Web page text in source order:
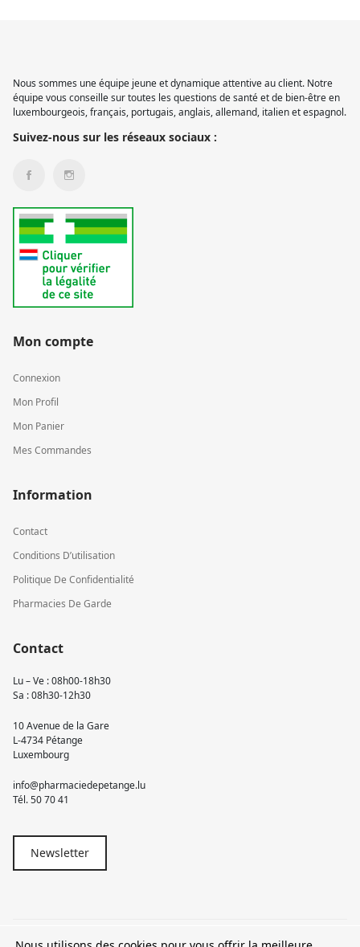
Nous sommes une équipe jeune et dynamique attentive au client. Notre
équipe vous conseille sur toutes les questions de santé et de bien-être en
luxembourgeois, français, portugais, anglais, allemand, italien et espagnol.
Suivez-nous sur les réseaux sociaux :
Mon compte
Connexion
Mon Profil
Mon Panier
Mes Commandes
Information
Contact
Conditions D’utilisation
Politique De Confidentialité
Pharmacies De Garde
Contact
Lu – Ve : 08h00-18h30
Sa : 08h30-12h30
10 Avenue de la Gare
L-4734 Pétange
Luxembourg
info@pharmaciedepetange.lu
Tél.50 70 41
Newsletter